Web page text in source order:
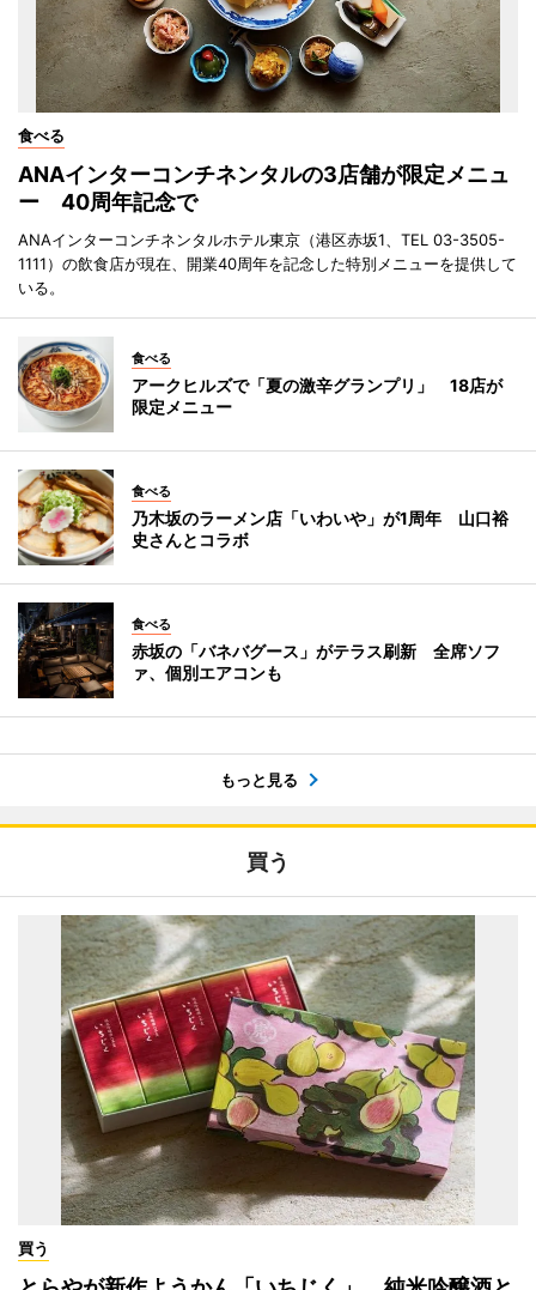
食べる
ANAインターコンチネンタルの3店舗が限定メニュ
ー 40周年記念で
ANAインターコンチネンタルホテル東京（港区赤坂1、TEL 03-3505-
1111）の飲食店が現在、開業40周年を記念した特別メニューを提供して
いる。
食べる
アークヒルズで「夏の激辛グランプリ」 18店が
限定メニュー
食べる
乃木坂のラーメン店「いわいや」が1周年 山口裕
史さんとコラボ
食べる
赤坂の「バネバグース」がテラス刷新 全席ソフ
ァ、個別エアコンも
もっと見る
買う
買う